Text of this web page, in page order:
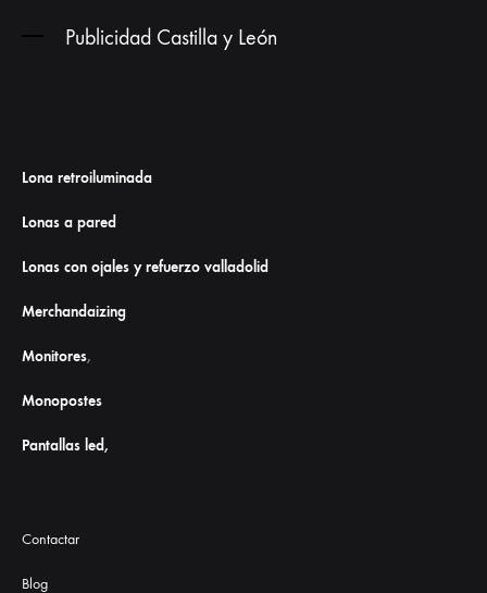
Publicidad Castilla y León
Lona retroiluminada
Lonas a pared
Lonas con ojales y refuerzo valladolid
Merchandaizing
Monitores,
Monopostes
Pantallas led,
Contactar
Blog